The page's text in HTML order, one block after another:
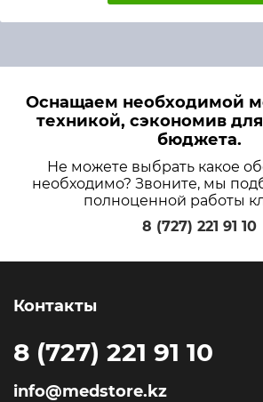
Оснащаем необходимой
техникой, сэкономив
бюджета.
Не можете выбрать какое
необходимо? Звоните, мы
полноценной работы
8 (727) 221 91 10
Контакты
8 (727) 221 91 10
info@medstore.kz